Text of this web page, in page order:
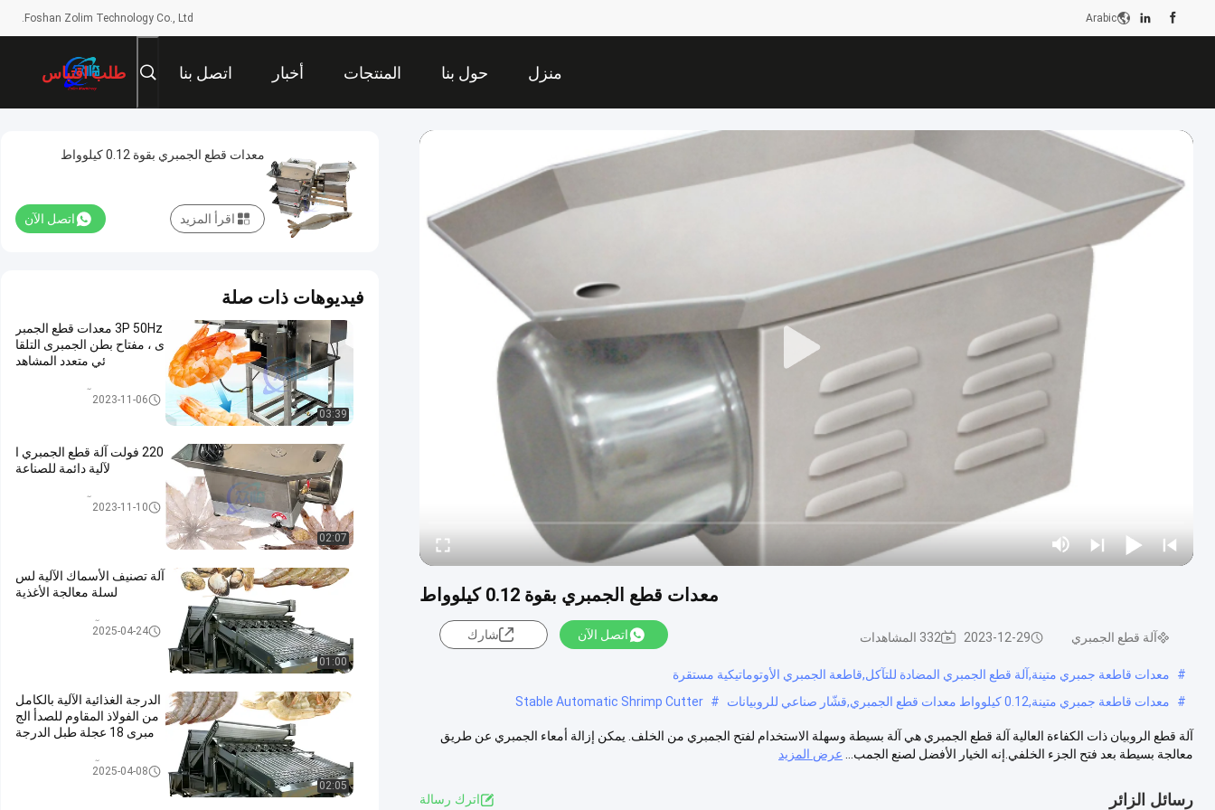
Foshan Zolim Technology Co., Ltd. Arabic
منزل حول بنا المنتجات أخبار اتصل بنا طلب اقتباس
معدات قطع الجمبري بقوة 0.12 كيلوواط
آلة قطع الجمبري 2023-12-29 332 المشاهدات اتصل الآن شارك
#
معدات قاطعة جمبري متينة,آلة قطع الجمبري المضادة للتآكل,قاطعة الجمبري الأوتوماتيكية مستقرة
#
معدات قاطعة جمبري متينة,0.12 كيلوواط معدات قطع الجمبري,قشّار صناعي للروبيانات #
Stable Automatic Shrimp Cutter
آلة قطع الروبيان ذات الكفاءة العالية آلة قطع الجمبري هي آلة بسيطة وسهلة الاستخدام لفتح الجمبري من الخلف. يمكن إزالة أمعاء الجمبري عن طريق
معالجة بسيطة بعد فتح الجزء الخلفي.إنه الخيار الأفضل لصنع الجمب...
عرض المزيد
رسائل الزائر اترك رسالة
معدات قطع الجمبري بقوة 0.12 كيلوواط
اتصل الآن اقرأ المزيد
فيديوهات ذات صلة
03:39
3P 50Hz معدات قطع الجمبر
ى ، مفتاح بطن الجمبرى التلقا
ئي متعدد المشاهد
2023-11-06
02:07
220 فولت آلة قطع الجمبري ا
لآلية دائمة للصناعة
2023-11-10
01:00
آلة تصنيف الأسماك الآلية لس
لسلة معالجة الأغذية
آلة تصنيف الروبيان2025-04-24
02:05
الدرجة الغذائية الآلية بالكامل
من الفولاذ المقاوم للصدأ الج
مبرى 18 عجلة طبل الدرجة
آلة تصنيف الروبيان2025-04-08